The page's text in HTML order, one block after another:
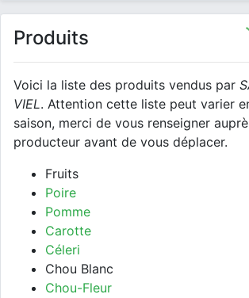
Produits
Voici la liste des produits vendus par
VIEL. Attention cette liste peut varier
saison, merci de vous renseigner
producteur avant de vous déplacer.
Fruits
Poire
Pomme
Carotte
Céleri
Chou Blanc
Chou-Fleur